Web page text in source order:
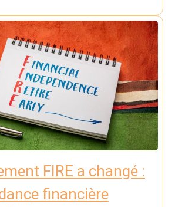
FIRE a changé :
financière